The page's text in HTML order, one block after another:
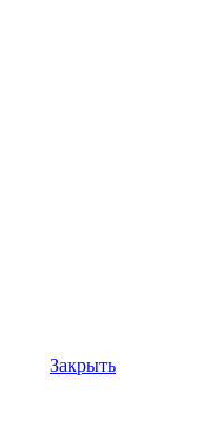
Закрыть